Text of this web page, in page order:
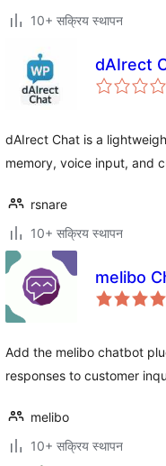
10+ सक्रिय स्थापन
dAIrect
dAIrect Chat is a
memory, voice input, and
rsnare
10+ सक्रिय स्थापन
melibo
Add the melibo chatbot
responses to customer
melibo
10+ सक्रिय स्थापन